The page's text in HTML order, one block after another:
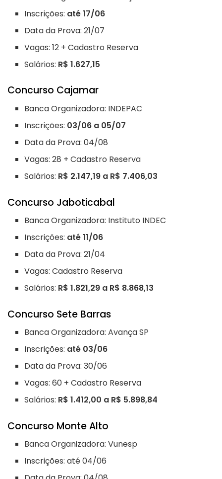
Inscrições: até 17/06
Data da Prova: 21/07
Vagas: 12 + Cadastro Reserva
Salários: R$ 1.627,15
Concurso Cajamar
Banca Organizadora: INDEPAC
Inscrições: 03/06 a 05/07
Data da Prova: 04/08
Vagas: 28 + Cadastro Reserva
Salários: R$ 2.147,19 a R$ 7.406,03
Concurso Jaboticabal
Banca Organizadora: Instituto INDEC
Inscrições: até 11/06
Data da Prova: 21/04
Vagas: Cadastro Reserva
Salários: R$ 1.821,29 a R$ 8.868,13
Concurso Sete Barras
Banca Organizadora: Avança SP
Inscrições: até 03/06
Data da Prova: 30/06
Vagas: 60 + Cadastro Reserva
Salários: R$ 1.412,00 a R$ 5.898,84
Concurso Monte Alto
Banca Organizadora: Vunesp
Inscrições: até 04/06